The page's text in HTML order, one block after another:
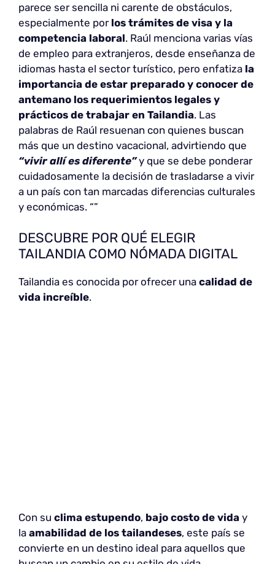
parece ser sencilla ni carente de obstáculos,
especialmente por los trámites de visa y la
competencia laboral. Raúl menciona varias vías
de empleo para extranjeros, desde enseñanza de
idiomas hasta el sector turístico, pero enfatiza la
importancia de estar preparado y conocer de
antemano los requerimientos legales y
prácticos de trabajar en Tailandia. Las
palabras de Raúl resuenan con quienes buscan
más que un destino vacacional, advirtiendo que
“vivir allí es diferente”y que se debe ponderar
cuidadosamente la decisión de trasladarse a vivir
a un país con tan marcadas diferencias culturales
y económicas. “”
DESCUBRE POR QUÉ ELEGIR
TAILANDIA COMO NÓMADA DIGITAL
Tailandia es conocida por ofrecer una calidad de
vida increíble.
Con su clima estupendo, bajo costo de vida y
la amabilidad de los tailandeses, este país se
convierte en un destino ideal para aquellos que